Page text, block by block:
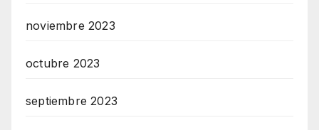
noviembre 2023
octubre 2023
septiembre 2023